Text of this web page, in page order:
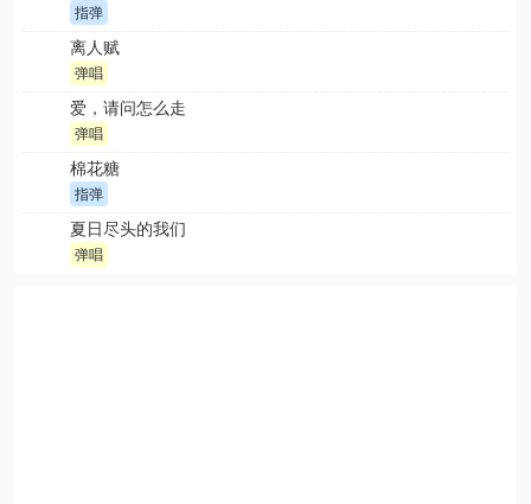
指弹
离人赋
弹唱
爱，请问怎么走
弹唱
棉花糖
指弹
夏日尽头的我们
弹唱